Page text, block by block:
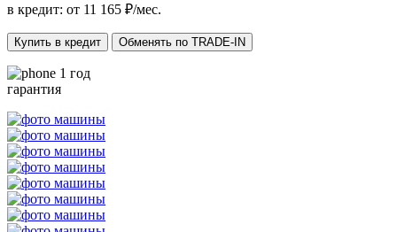
в кредит: от 11 165 ₽/мес.
Купить в кредит Обменять по TRADE-IN
1 год
гарантия